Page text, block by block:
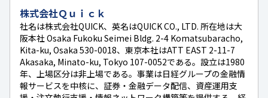
株式会社Ｑｕｉｃｋ
社名は株式会社QUICK、英名はQUICK CO., LTD. 所在地は大
阪本社 Osaka Fukoku Seimei Bldg. 2-4 Komatsubaracho,
Kita-ku, Osaka 530-0018、東京本社はATT EAST 2-11-7
Akasaka, Minato-ku, Tokyo 107-0052である。設立は1980
年、上場区分は非上場である。事業は日経グループの金融情
報サービスを中核に、証券・金融データ配信、資産運用支